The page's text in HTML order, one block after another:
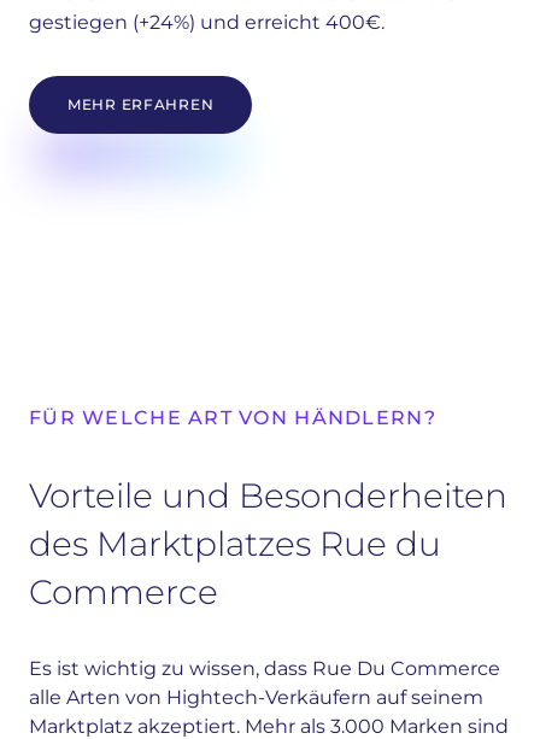
gestiegen (+24%) und erreicht 400€.
MEHR ERFAHREN
FÜR WELCHE ART VON HÄNDLERN?
Vorteile und Besonderheiten
des Marktplatzes Rue du
Commerce
Es ist wichtig zu wissen, dass Rue Du Commerce
alle Arten von Hightech-Verkäufern auf seinem
Marktplatz akzeptiert. Mehr als 3.000 Marken sind